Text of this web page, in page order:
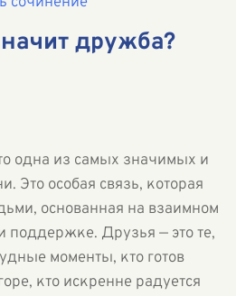
дружба?
одна из самых значимых и
Это особая связь, которая
основанная на взаимном
поддержке. Друзья — это те,
моменты, кто готов
кто искренне радуется